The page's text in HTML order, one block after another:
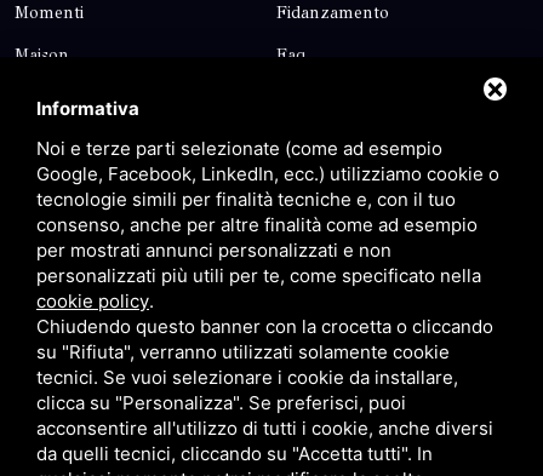
Momenti Fidanzamento
Maison Faq
Blog
Sitemap Privacy
Contatti
Via Giolitti, 5 - 20025 - Legnano
+39 0331 1542871
+39 334 1291872
info@antoniosartori.com
Whatsapp
Informativa
Noi e terze parti selezionate (come ad esempio
Google, Facebook, LinkedIn, ecc.) utilizziamo cookie o
tecnologie simili per finalità tecniche e, con il tuo
consenso, anche per altre finalità come ad esempio
per mostrati annunci personalizzati e non
personalizzati più utili per te, come specificato nella
cookie policy.
Chiudendo questo banner con la crocetta o cliccando
su "Rifiuta", verranno utilizzati solamente cookie
tecnici. Se vuoi selezionare i cookie da installare,
clicca su "Personalizza". Se preferisci, puoi
acconsentire all'utilizzo di tutti i cookie, anche diversi
da quelli tecnici, cliccando su "Accetta tutti". In